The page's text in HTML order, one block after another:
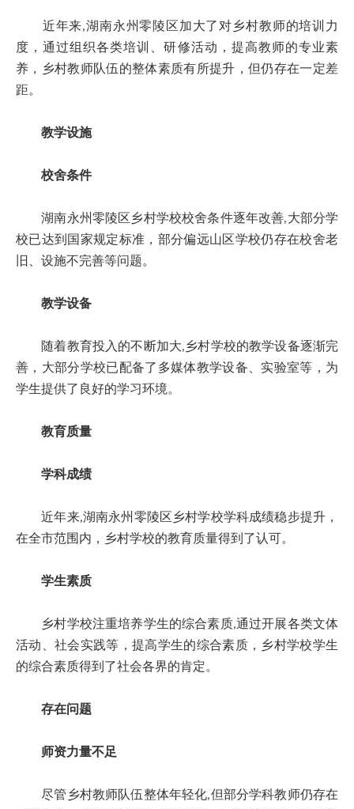
近年来,湖南永州零陵区加大了对乡村教师的培训力
度，通过组织各类培训、研修活动，提高教师的专业素
养，乡村教师队伍的整体素质有所提升，但仍存在一定差
距。
教学设施
校舍条件
湖南永州零陵区乡村学校校舍条件逐年改善,大部分学
校已达到国家规定标准，部分偏远山区学校仍存在校舍老
旧、设施不完善等问题。
教学设备
随着教育投入的不断加大,乡村学校的教学设备逐渐完
善，大部分学校已配备了多媒体教学设备、实验室等，为
学生提供了良好的学习环境。
教育质量
学科成绩
近年来,湖南永州零陵区乡村学校学科成绩稳步提升，
在全市范围内，乡村学校的教育质量得到了认可。
学生素质
乡村学校注重培养学生的综合素质,通过开展各类文体
活动、社会实践等，提高学生的综合素质，乡村学校学生
的综合素质得到了社会各界的肯定。
存在问题
师资力量不足
尽管乡村教师队伍整体年轻化,但部分学科教师仍存在